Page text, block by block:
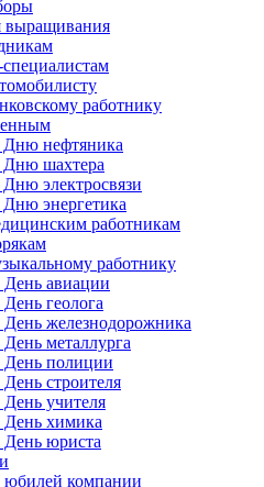
выращивания
работнику
Дню нефтяника
Дню шахтера
электросвязи
энергетика
работникам
работнику
авиации
геолога
железнодорожника
металлурга
День полиции
строителя
учителя
химика
юриста
юбилей компании